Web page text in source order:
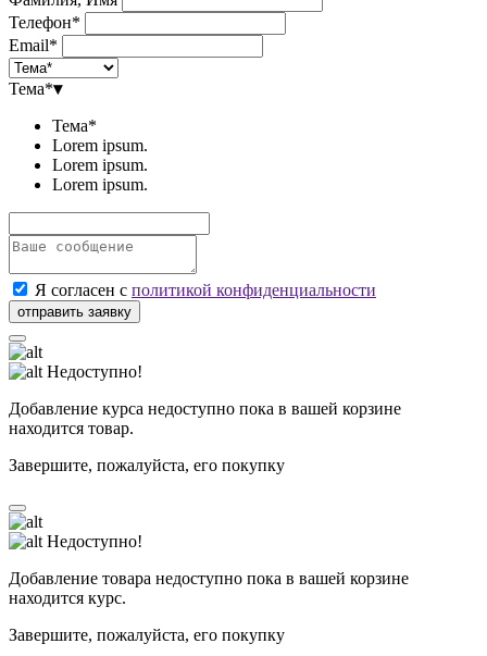
Телефон*
Email*
Тема*▾
Тема*
Lorem ipsum.
Lorem ipsum.
Lorem ipsum.
Я согласен с политикой конфиденциальности
Недоступно!
Добавление курса недоступно пока в вашей корзине
находится товар.
Завершите, пожалуйста, его покупку
Недоступно!
Добавление товара недоступно пока в вашей корзине
находится курс.
Завершите, пожалуйста, его покупку